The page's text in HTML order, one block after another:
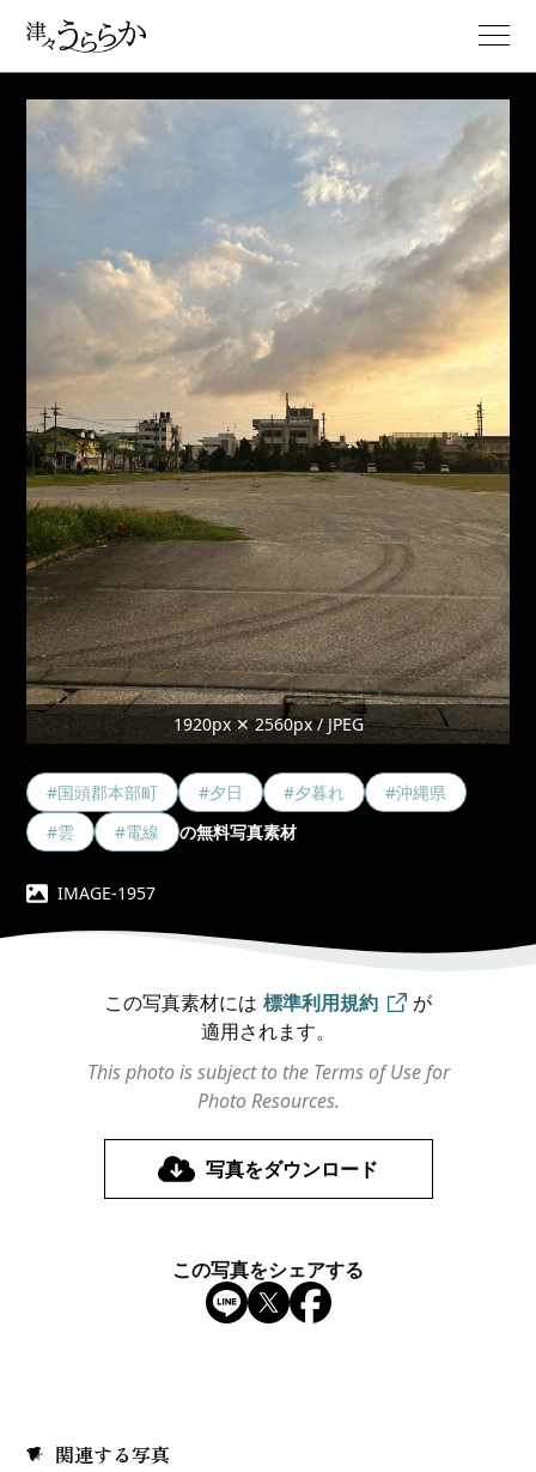
1920px ✕ 2560px / JPEG
#国頭郡本部町 #夕日 #夕暮れ
#沖縄県
#雲
#電線 の無料写真素材
IMAGE-1957
この写真素材には 標準利用規約
が
適用されます。
This photo is subject to the Terms of Use for
Photo Resources.
写真をダウンロード
この写真をシェアする
関連する写真